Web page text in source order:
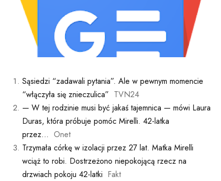
Sąsiedzi “zadawali pytania”. Ale w pewnym momencie
“włączyła się znieczulica” TVN24
— W tej rodzinie musi być jakaś tajemnica — mówi Laura
Duras, która próbuje pomóc Mirelli. 42-latka
przez… Onet
Trzymała córkę w izolacji przez 27 lat. Matka Mirelli
wciąż to robi. Dostrzeżono niepokojącą rzecz na
drzwiach pokoju 42-latki Fakt